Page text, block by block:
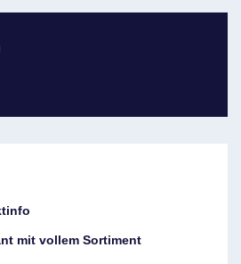
mit vollem Sortiment